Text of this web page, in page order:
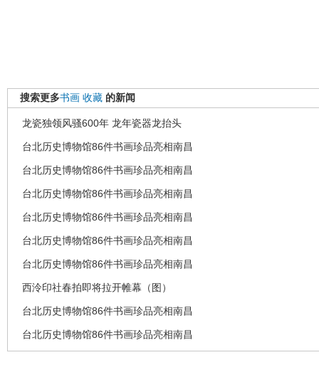
搜索更多书画 收藏 的新闻
龙瓷独领风骚600年 龙年瓷器龙抬头
台北历史博物馆86件书画珍品亮相南昌
台北历史博物馆86件书画珍品亮相南昌
台北历史博物馆86件书画珍品亮相南昌
台北历史博物馆86件书画珍品亮相南昌
台北历史博物馆86件书画珍品亮相南昌
台北历史博物馆86件书画珍品亮相南昌
西泠印社春拍即将拉开帷幕（图）
台北历史博物馆86件书画珍品亮相南昌
台北历史博物馆86件书画珍品亮相南昌